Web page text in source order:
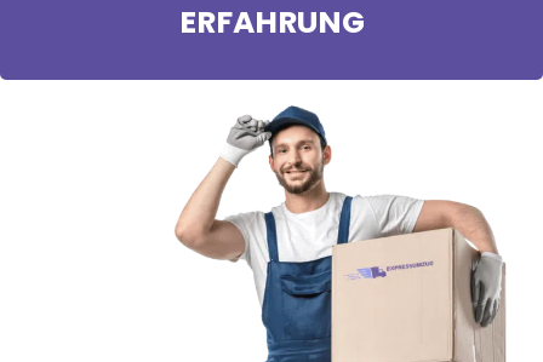
ERFAHRUNG